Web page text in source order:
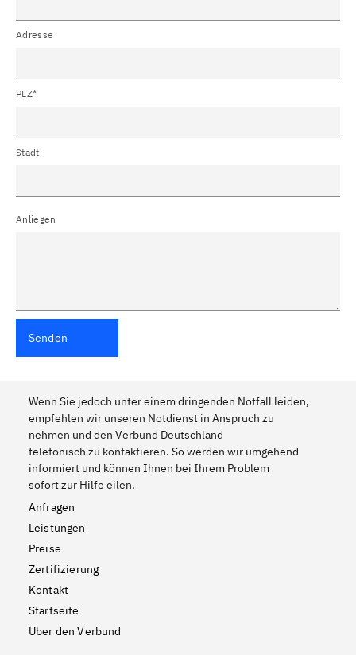
Adresse
PLZ*
Stadt
Anliegen
Senden
Wenn Sie jedoch unter einem dringenden Notfall leiden,
empfehlen wir unseren Notdienst in Anspruch zu
nehmen und den Verbund Deutschland
telefonisch zu kontaktieren. So werden wir umgehend
informiert und können Ihnen bei Ihrem Problem
sofort zur Hilfe eilen.
Anfragen
Leistungen
Preise
Zertifizierung
Kontakt
Startseite
Über den Verbund